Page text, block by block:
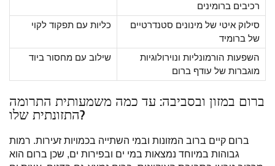
רכיבים ברומינים
כליות עם תפקוד לקוי
סילוק איטי של מינונים סטנדרטיים
של ברומיד
שילוב עם מחסור ביוד
השפעות הורמונליות ונוירולוגיות
מוגברות של עודף ברום
ברום במזון ובסביבה: עד כמה משמעותית התרומה
התזונתית שלו?
ברום קיים ברוב המזונות ובמי השתייה בכמויות זעירות. רמות
גבוהות במיוחד נמצאות במי ים ובפירות ים, שכן ברום הוא